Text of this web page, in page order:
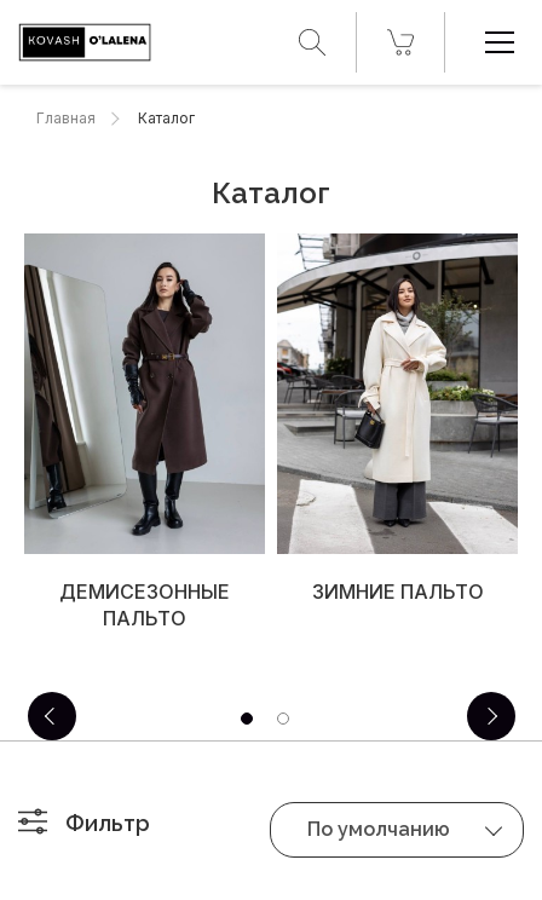
Главная Каталог
Каталог
ДЕМИСЕЗОННЫЕ
ПАЛЬТО
ЗИМНИЕ ПАЛЬТО
Фильтр По умолчанию